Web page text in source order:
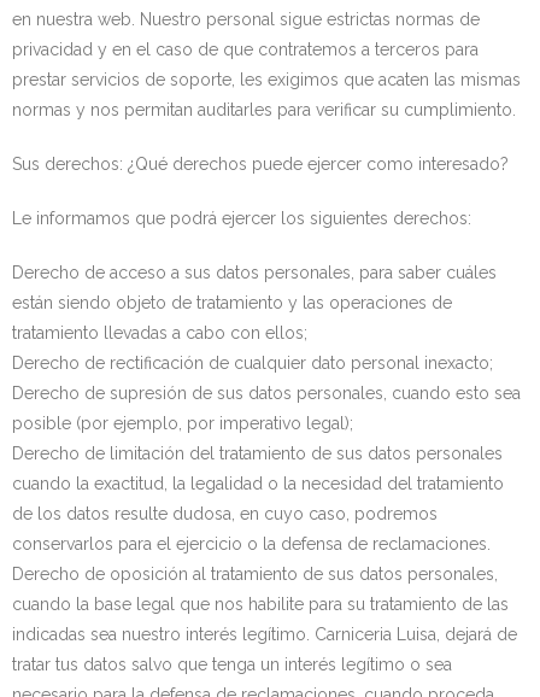
en nuestra web. Nuestro personal sigue estrictas normas de
privacidad y en el caso de que contratemos a terceros para
prestar servicios de soporte, les exigimos que acaten las mismas
normas y nos permitan auditarles para verificar su cumplimiento.
Sus derechos: ¿Qué derechos puede ejercer como interesado?
Le informamos que podrá ejercer los siguientes derechos:
Derecho de acceso a sus datos personales, para saber cuáles
están siendo objeto de tratamiento y las operaciones de
tratamiento llevadas a cabo con ellos;
Derecho de rectificación de cualquier dato personal inexacto;
Derecho de supresión de sus datos personales, cuando esto sea
posible (por ejemplo, por imperativo legal);
Derecho de limitación del tratamiento de sus datos personales
cuando la exactitud, la legalidad o la necesidad del tratamiento
de los datos resulte dudosa, en cuyo caso, podremos
conservarlos para el ejercicio o la defensa de reclamaciones.
Derecho de oposición al tratamiento de sus datos personales,
cuando la base legal que nos habilite para su tratamiento de las
indicadas sea nuestro interés legítimo. Carniceria Luisa, dejará de
tratar tus datos salvo que tenga un interés legítimo o sea